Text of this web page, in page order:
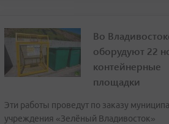
Во
оборудуют 22
контейнерные
площадки
Эти работы проведут по заказу
учреждения «Зелёный Владивосток»